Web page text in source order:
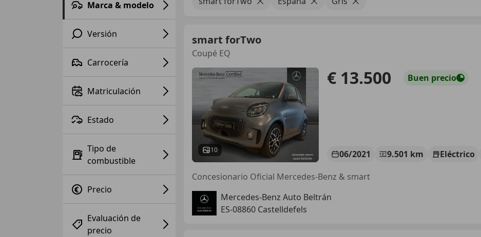
Marca & modelo
Versión
Carrocería
Matriculación
Estado
Tipo de
combustible
Precio
Evaluación de
precio
smart forTwo
Coupé EQ
10
€ 13.500 Buen precio
06/2021 9.501 km Eléctrico
Concesionario Oficial Mercedes-Benz & smart
Mercedes-Benz Auto Beltrán
ES-08860 Castelldefels